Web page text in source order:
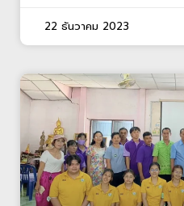
22 ธันวาคม 2023